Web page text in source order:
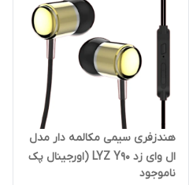
هندزفری سیمی مکالمه دار مدل
ال وای زد LYZ Y90 (اورجینال پک
فلزی)
ناموجود